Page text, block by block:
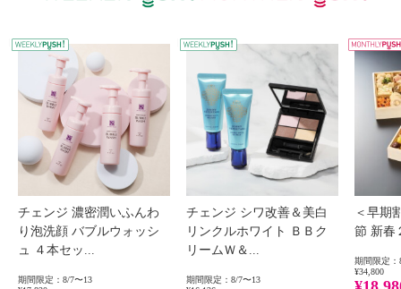
WEEKLY PUSH
チェンジ 濃密潤いふんわ
り泡洗顔 バブルウォッシ
ュ ４本セッ...
期間限定：8/7〜13
チェンジ シワ改善＆美白
リンクルホワイト ＢＢク
リームＷ＆...
期間限定：8/7〜13
＜早期
節 新春
期間限定：
¥34,800